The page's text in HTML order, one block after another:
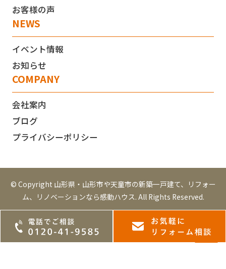
お客様の声
NEWS
イベント情報
お知らせ
COMPANY
会社案内
ブログ
プライバシーポリシー
© Copyright 山形県・山形市や天童市の新築一戸建て、リフォー
ム、リノベーションなら感動ハウス. All Rights Reserved.